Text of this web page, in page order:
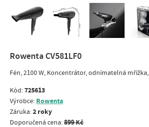
Rowenta CV581LF0
Fén, 2100 W, Koncentrátor, odnímatelná mřížka,
Kód:725613
Výrobce: Rowenta
Záruka:2 roky
Doporučená cena:899 Kč